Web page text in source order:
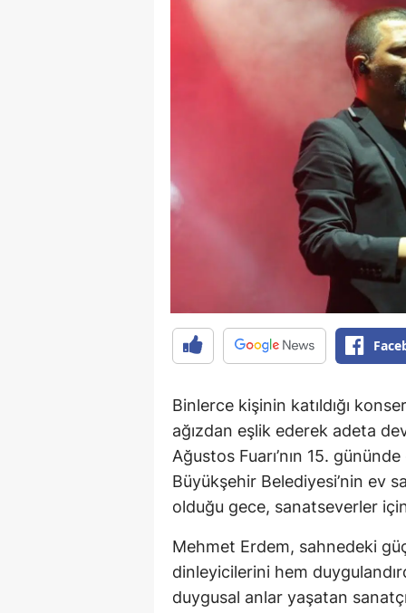
Binlerce kişinin katıldığı
ağızdan eşlik ederek adeta
Ağustos Fuarı’nın 15.
Büyükşehir Belediyesi’nin ev
olduğu gece, sanatseverler
Mehmet Erdem, sahnedeki
dinleyicilerini hem
duygusal anlar yaşatan